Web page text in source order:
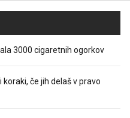
3000 cigaretnih ogorkov
če jih delaš v pravo